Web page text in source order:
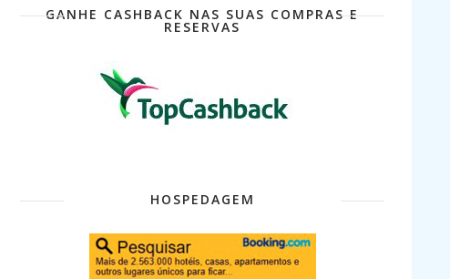
GANHE CASHBACK NAS SUAS COMPRAS E
RESERVAS
HOSPEDAGEM